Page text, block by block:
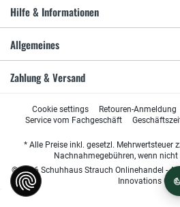
Hilfe & Informationen
Allgemeines
Zahlung & Versand
Cookie settings Retouren-Anmeldung
Service vom Fachgeschäft
* Alle Preise inkl. gesetzl. Mehrwertsteuer
Nachnahmegebühren, wenn
© 2026 Schuhhaus Strauch Onlinehandel - All
Innovations